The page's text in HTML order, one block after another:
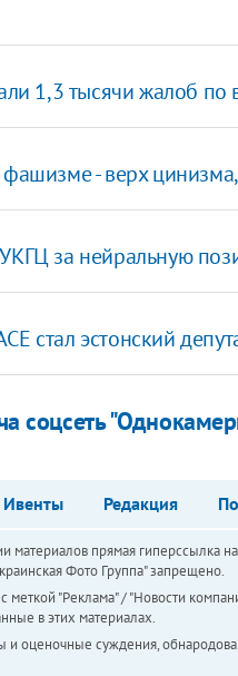
1,3 тысячи жалоб
- верх
за нейральную
стал эстонский
соцсеть
Ивенты Редакция
прямая гиперссылка
Фото Группа" запрещено.
"Реклама" / "Новости
в этих материалах.
и оценочные суждения,